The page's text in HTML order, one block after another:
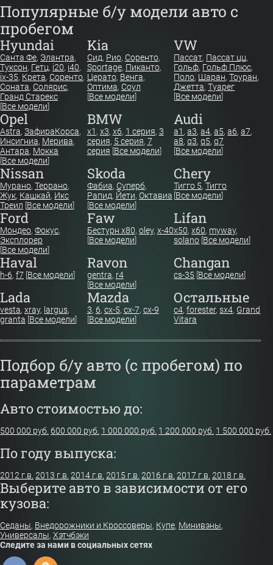
Популярные б/у модели авто с
пробегом
Hyundai
Санта Фе, Элантра,
Туксон, Гетц, i20, i40,
ix-35, Крета, Соренто,
Соната, Солярис,
Гранд Старекс
[Все модели]
Kia
Сид, Рио, Соренто,
Sportage, Пиканто,
Церато, Венга,
Оптима, Соул
[Все модели]
VW
Пассат, Пассат цц,
Гольф, Гольф Плюс,
Поло, Шаран,Тоуран,
Джетта,Туарег
[Все модели]
Opel
Astra, ЗафираКорса,
Инсигниа, Мерива,
Антара, Мокка
[Все модели]
BMW
x1 , x3, x6, 1 серия, 3
серия, 5 серия, 7
серия [Все модели]
Audi
a1 ,a3,a4,a5,a6,a7,
a8,q3,q5,q7
[Все модели]
Nissan
Мурано, Террано,
Жук, Кашкай, Икс
Треил [Все модели]
Skoda
Фабиа, Суперб,
Рапид, Йети, Октавиа
[Все модели]
Chery
Тигго 5,Тигго
[Все модели]
Ford
Мондео, Фокус,
Эксплорер
[Все модели]
Faw
Бестурн х80, oley, x-40
[Все модели]
Lifan
x50,x60, myway,
solano [Все модели]
Haval
h-6, f7 [Все модели]
Ravon
gentra, r4
[Все модели]
Changan
cs-35 [Все модели]
Lada
vesta, xray, largus,
granta [Все модели]
Mazda
3, 6, cx-5, cx-7, cx-9
[Все модели]
Остальные
c4,forester,sx4, Grand
Vitara
Подбор б/у авто (с пробегом) по
параметрам
Авто стоимостью до:
500 000 руб. 600 000 руб. 1 000 000 руб. 1 200 000 руб. 1 500 000 руб.
По году выпуска:
2012 г.в. 2013 г.в. 2014 г.в. 2015 г.в. 2016 г.в. 2017 г.в. 2018 г.в.
Выберите авто в зависимости от его
кузова:
Седаны, Внедорожники и Кроссоверы, Купе, Минивэны,
Универсалы, Хэтчбэки
Следите за нами в социальных сетях